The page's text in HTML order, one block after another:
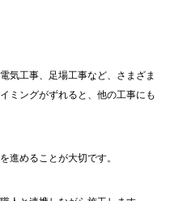
気工事、足場工事など、さまざま
ミングがずれると、他の工事にも
進めることが大切です。